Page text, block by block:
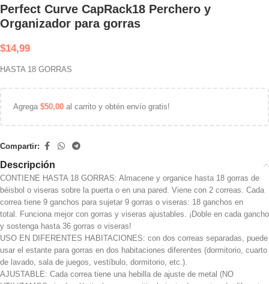
Perfect Curve CapRack18 Perchero y
Organizador para gorras
$14,99
HASTA 18 GORRAS
Agrega $50,00 al carrito y obtén envío gratis!
Compartir:
Descripción
CONTIENE HASTA 18 GORRAS: Almacene y organice hasta 18 gorras de
béisbol o viseras sobre la puerta o en una pared. Viene con 2 correas. Cada
correa tiene 9 ganchos para sujetar 9 gorras o viseras: 18 ganchos en
total. Funciona mejor con gorras y viseras ajustables. ¡Doble en cada gancho
y sostenga hasta 36 gorras o viseras!
USO EN DIFERENTES HABITACIONES: con dos correas separadas, puede
usar el estante para gorras en dos habitaciones diferentes (dormitorio, cuarto
de lavado, sala de juegos, vestíbulo, dormitorio, etc.).
AJUSTABLE: Cada correa tiene una hebilla de ajuste de metal (NO